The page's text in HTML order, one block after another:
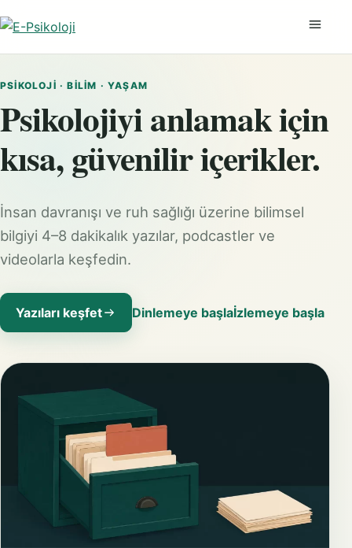
PSIKOLOJI · BILIM · YAŞAM
Psikolojiyi anlamak için
kısa, güvenilir içerikler.
İnsan davranışı ve ruh sağlığı üzerine bilimsel
bilgiyi 4–8 dakikalık yazılar, podcastler ve
videolarla keşfedin.
Yazıları keşfet Dinlemeye başlaİzlemeye başla